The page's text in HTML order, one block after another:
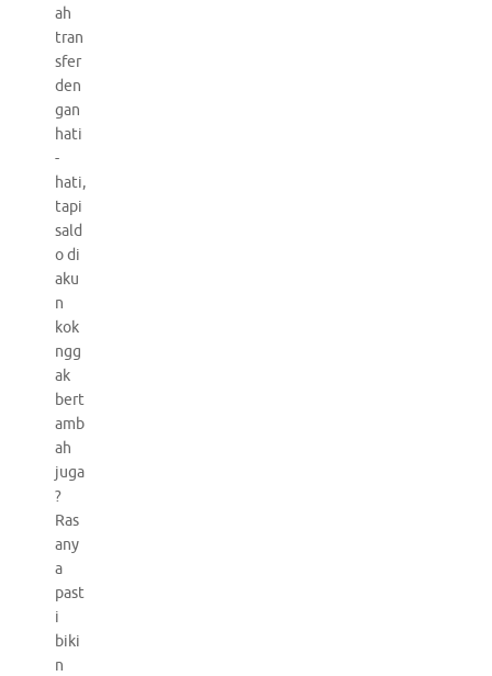
ah
tran
sfer
den
gan
hati
-
hati,
tapi
sald
o di
aku
n
kok
ngg
ak
bert
amb
ah
juga
?
Ras
any
a
past
i
biki
n